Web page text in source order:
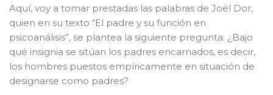
Aquí, voy a tomar prestadas las palabras de Joël Dor,
quien en su texto “El padre y su función en
psicoanálisis”, se plantea la siguiente pregunta: ¿Bajo
qué insignia se sitúan los padres encarnados, es decir,
los hombres puestos empíricamente en situación de
designarse como padres?